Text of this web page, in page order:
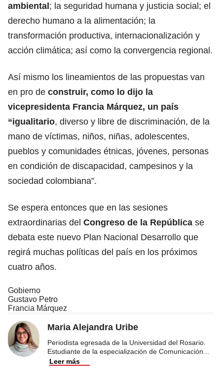
ambiental; la seguridad humana y justicia social; el
derecho humano a la alimentación; la
transformación productiva, internacionalización y
acción climática; así como la convergencia regional.
Así mismo los lineamientos de las propuestas van
en pro de construir, como lo dijo la
vicepresidenta Francia Márquez, un país
“igualitario, diverso y libre de discriminación, de la
mano de víctimas, niños, niñas, adolescentes,
pueblos y comunidades étnicas, jóvenes, personas
en condición de discapacidad, campesinos y la
sociedad colombiana”.
Se espera entonces que en las sesiones
extraordinarias del Congreso de la República se
debata este nuevo Plan Nacional Desarrollo que
regirá muchas políticas del país en los próximos
cuatro años.
Gobierno
Gustavo Petro
Francia Márquez
Maria Alejandra Uribe
Periodista egresada de la Universidad del Rosario.
Estudiante de la especialización de Comunicación
Leer más